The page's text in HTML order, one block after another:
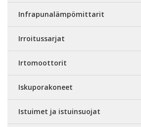
Infrapunalämpömittarit
Irroitussarjat
Irtomoottorit
Iskuporakoneet
Istuimet ja istuinsuojat